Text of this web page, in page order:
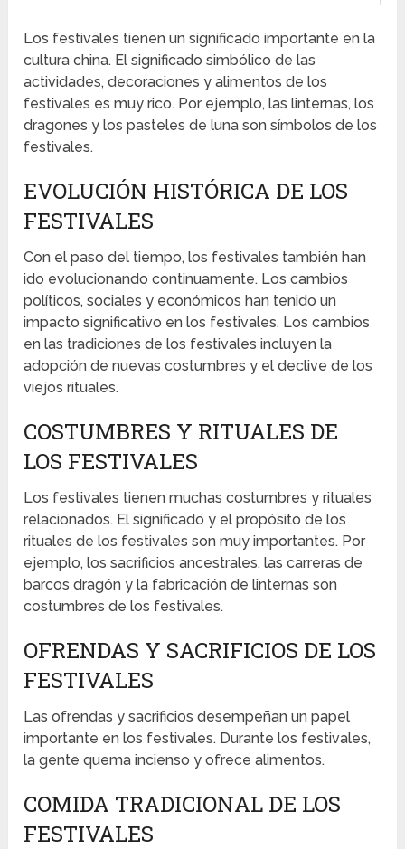
Los festivales tienen un significado importante en la
cultura china. El significado simbólico de las
actividades, decoraciones y alimentos de los
festivales es muy rico. Por ejemplo, las linternas, los
dragones y los pasteles de luna son símbolos de los
festivales.
EVOLUCIÓN HISTÓRICA DE LOS
FESTIVALES
Con el paso del tiempo, los festivales también han
ido evolucionando continuamente. Los cambios
políticos, sociales y económicos han tenido un
impacto significativo en los festivales. Los cambios
en las tradiciones de los festivales incluyen la
adopción de nuevas costumbres y el declive de los
viejos rituales.
COSTUMBRES Y RITUALES DE
LOS FESTIVALES
Los festivales tienen muchas costumbres y rituales
relacionados. El significado y el propósito de los
rituales de los festivales son muy importantes. Por
ejemplo, los sacrificios ancestrales, las carreras de
barcos dragón y la fabricación de linternas son
costumbres de los festivales.
OFRENDAS Y SACRIFICIOS DE LOS
FESTIVALES
Las ofrendas y sacrificios desempeñan un papel
importante en los festivales. Durante los festivales,
la gente quema incienso y ofrece alimentos.
COMIDA TRADICIONAL DE LOS
FESTIVALES